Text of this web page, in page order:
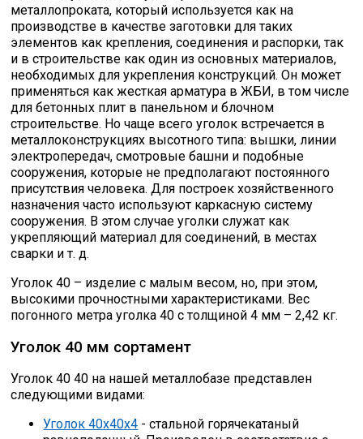
Проволока
Скобо-гибочные изделия
Остальное
Нержавейка
Алюминиевый прокат
металлопроката, который используется как на
производстве в качестве заготовки для таких
элементов как крепления, соединения и распорки, так
и в строительстве как один из основных материалов,
необходимых для укрепления конструкций. Он может
применяться как жесткая арматура в ЖБИ, в том числе
для бетонных плит в панельном и блочном
строительстве. Но чаще всего уголок встречается в
металлоконструкциях высотного типа: вышки, линии
электропередач, смотровые башни и подобные
сооружения, которые не предполагают постоянного
присутствия человека. Для построек хозяйственного
назначения часто используют каркасную систему
сооружения. В этом случае уголки служат как
укрепляющий материал для соединений, в местах
сварки и т. д.
Уголок 40 – изделие с малым весом, но, при этом,
высокими прочностными характеристиками. Вес
погонного метра уголка 40 с толщиной 4 мм – 2,42 кг.
Уголок 40 мм сортамент
Уголок 40 40 на нашей металлобазе представлен
следующими видами:
Уголок 40х40х4 - стальной горячекатаный